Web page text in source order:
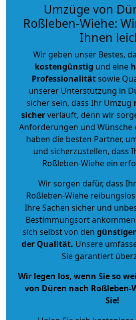
Umzüge von
Roßleben-Wiehe:
Ihnen
Wir geben unser Bestes,
kostengünstig und eine
Professionalitätsowie
unserer Unterstützung in
sicher sein, dass Ihr Umzug
sicherverläuft, denn wir
Anforderungen und
haben die besten Partner,
und sicherzustellen, dass
Roßleben-Wiehe ein
Wir sorgen dafür, dass
Roßleben-Wiehe
Ihre Sachen sicher und
Bestimmungsort
sich selbst von den
der Qualität. Unsere
Sie garantiert
Wir legen los, wenn Sie so
von Düren nach
Sie!